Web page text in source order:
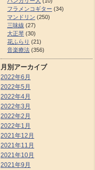
フラメンコギター (34)
マンドリン (250)
三味線 (27)
大正琴 (30)
花ふらり (21)
音楽療法 (356)
月別アーカイブ
2022年6月
2022年5月
2022年4月
2022年3月
2022年2月
2022年1月
2021年12月
2021年11月
2021年10月
2021年9月